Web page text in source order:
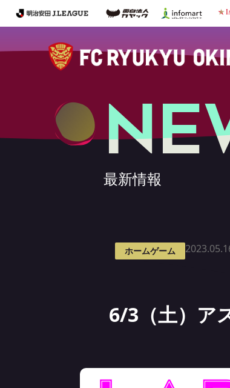
最新情報
ホームゲーム
6/3（土）ア